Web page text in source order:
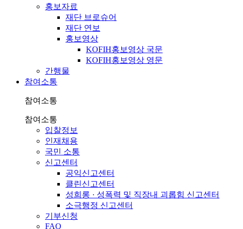
홍보자료
재단 브로슈어
재단 연보
홍보영상
KOFIH홍보영상 국문
KOFIH홍보영상 영문
간행물
참여소통
참여소통
참여소통
입찰정보
인재채용
국민 소통
신고센터
공익신고센터
클린신고센터
성희롱 · 성폭력 및 직장내 괴롭힘 신고센터
소극행정 신고센터
기부신청
FAQ